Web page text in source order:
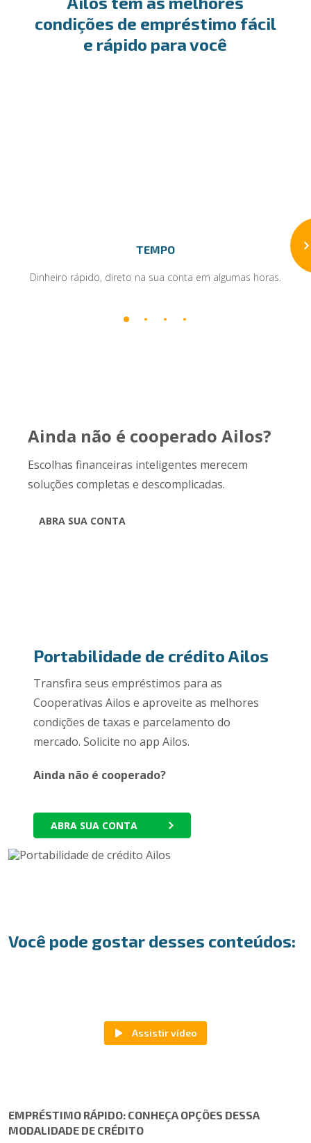
condições de empréstimo fácil
e rápido para você
TEMPO
Dinheiro rápido, direto na sua conta em algumas horas.
Ainda não é cooperado Ailos?
Escolhas financeiras inteligentes merecem
soluções completas e descomplicadas.
ABRA SUA CONTA
Portabilidade de crédito Ailos
Transfira seus empréstimos para as
Cooperativas Ailos e aproveite as melhores
condições de taxas e parcelamento do
mercado. Solicite no app Ailos.
Ainda não é cooperado?
ABRA SUA CONTA
Você pode gostar desses conteúdos:
EMPRÉSTIMO RÁPIDO: CONHEÇA OPÇÕES DESSA
MODALIDADE DE CRÉDITO